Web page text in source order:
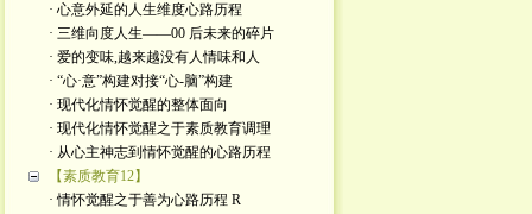
· 心意外延的人生维度心路历程
· 三维向度人生——00 后未来的碎片
· 爱的变味,越来越没有人情味和人
· “心·意”构建对接“心-脑”构建
· 现代化情怀觉醒的整体面向
· 现代化情怀觉醒之于素质教育调理
· 从心主神志到情怀觉醒的心路历程
【素质教育12】
· 情怀觉醒之于善为心路历程 R